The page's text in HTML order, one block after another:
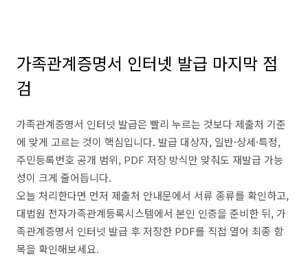
가족관계증명서 인터넷 발급 마지막 점
검
가족관계증명서 인터넷 발급은 빨리 누르는 것보다 제출처 기준
에 맞게 고르는 것이 핵심입니다. 발급 대상자, 일반·상세·특정,
주민등록번호 공개 범위, PDF 저장 방식만 맞춰도 재발급 가능
성이 크게 줄어듭니다.
오늘 처리한다면 먼저 제출처 안내문에서 서류 종류를 확인하고,
대법원 전자가족관계등록시스템에서 본인 인증을 준비한 뒤, 가
족관계증명서 인터넷 발급 후 저장한 PDF를 직접 열어 최종 항
목을 확인해보세요.